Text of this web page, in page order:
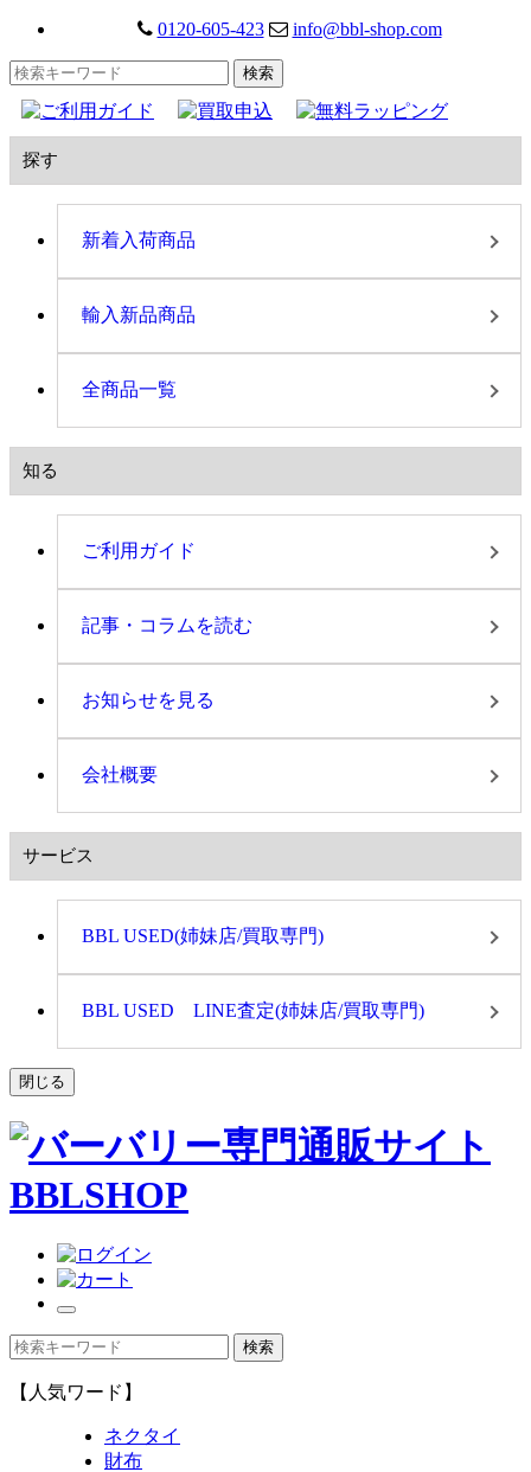
0120-605-423 info@bbl-shop.com
探す
新着入荷商品
輸入新品商品
全商品一覧
知る
ご利用ガイド
記事・コラムを読む
お知らせを見る
会社概要
サービス
BBL USED(姉妹店/買取専門)
BBL USED LINE査定(姉妹店/買取専門)
閉じる
【人気ワード】
ネクタイ
財布